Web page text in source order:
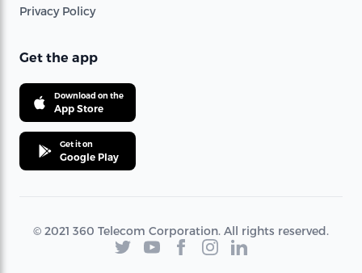
Privacy Policy
Get the app
Download on the
App Store
Get it on
Google Play
© 2021 360 Telecom Corporation. All rights reserved.